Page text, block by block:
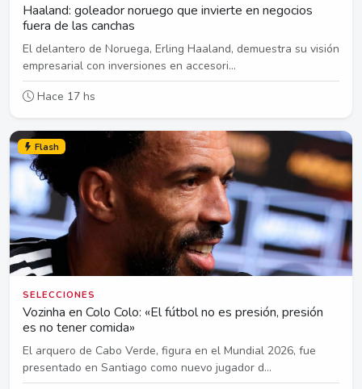
Haaland: goleador noruego que invierte en negocios
fuera de las canchas
El delantero de Noruega, Erling Haaland, demuestra su visión
empresarial con inversiones en accesori...
Hace 17 hs
Flash
SELECCIONES
Vozinha en Colo Colo: «El fútbol no es presión, presión
es no tener comida»
El arquero de Cabo Verde, figura en el Mundial 2026, fue
presentado en Santiago como nuevo jugador d...